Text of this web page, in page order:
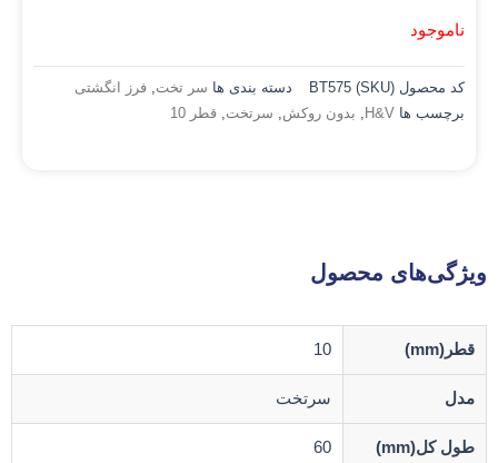
ناموجود
کد محصول (SKU) BT575 دسته بندی ها سر تخت فرز انگشتی
برچسب ها H&V بدون روکش سرتخت قطر 10
ویژگی‌های محصول
قطر(mm) 10
مدل سرتخت
طول کل(mm) 60